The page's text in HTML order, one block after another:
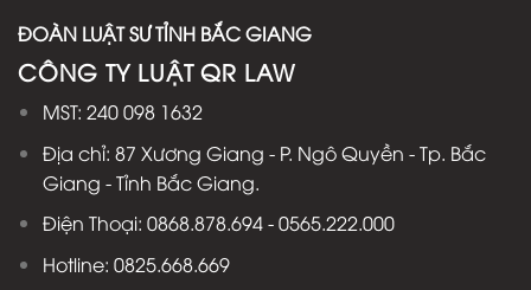
ĐOÀN LUẬT SƯ TỈNH BẮC GIANG
CÔNG TY LUẬT QR LAW
MST: 240 098 1632
Địa chỉ: 87 Xương Giang - P. Ngô Quyền - Tp. Bắc
Giang - Tỉnh Bắc Giang.
Điện Thoại: 0868.878.694 - 0565.222.000
Hotline: 0825.668.669